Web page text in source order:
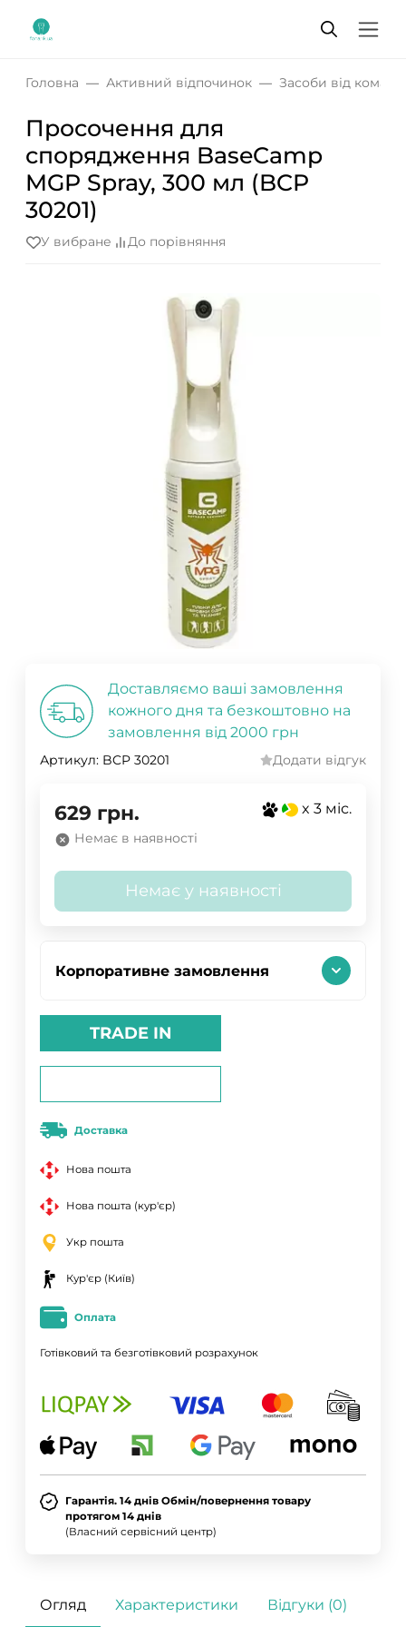
Головна Активний відпочинок Засоби від комах
Просочення для
спорядження BaseCamp
MGP Spray, 300 мл (BCP
30201)
У вибране До порівняння
Доставляємо ваші замовлення
кожного дня та безкоштовно на
замовлення від 2000 грн
Артикул: BCP 30201 Додати відгук
629 грн. x 3 міс.
Немає в наявності
Немає у наявності
Корпоративне замовлення
TRADE IN
Доставка
Нова пошта
Нова пошта (кур'єр)
Укр пошта
Кур'єр (Київ)
Оплата
Готівковий та безготівковий розрахунок
Гарантія. 14 днів Обмін/повернення товару
протягом 14 днів
(Власний сервісний центр)
Огляд Характеристики Відгуки (0)